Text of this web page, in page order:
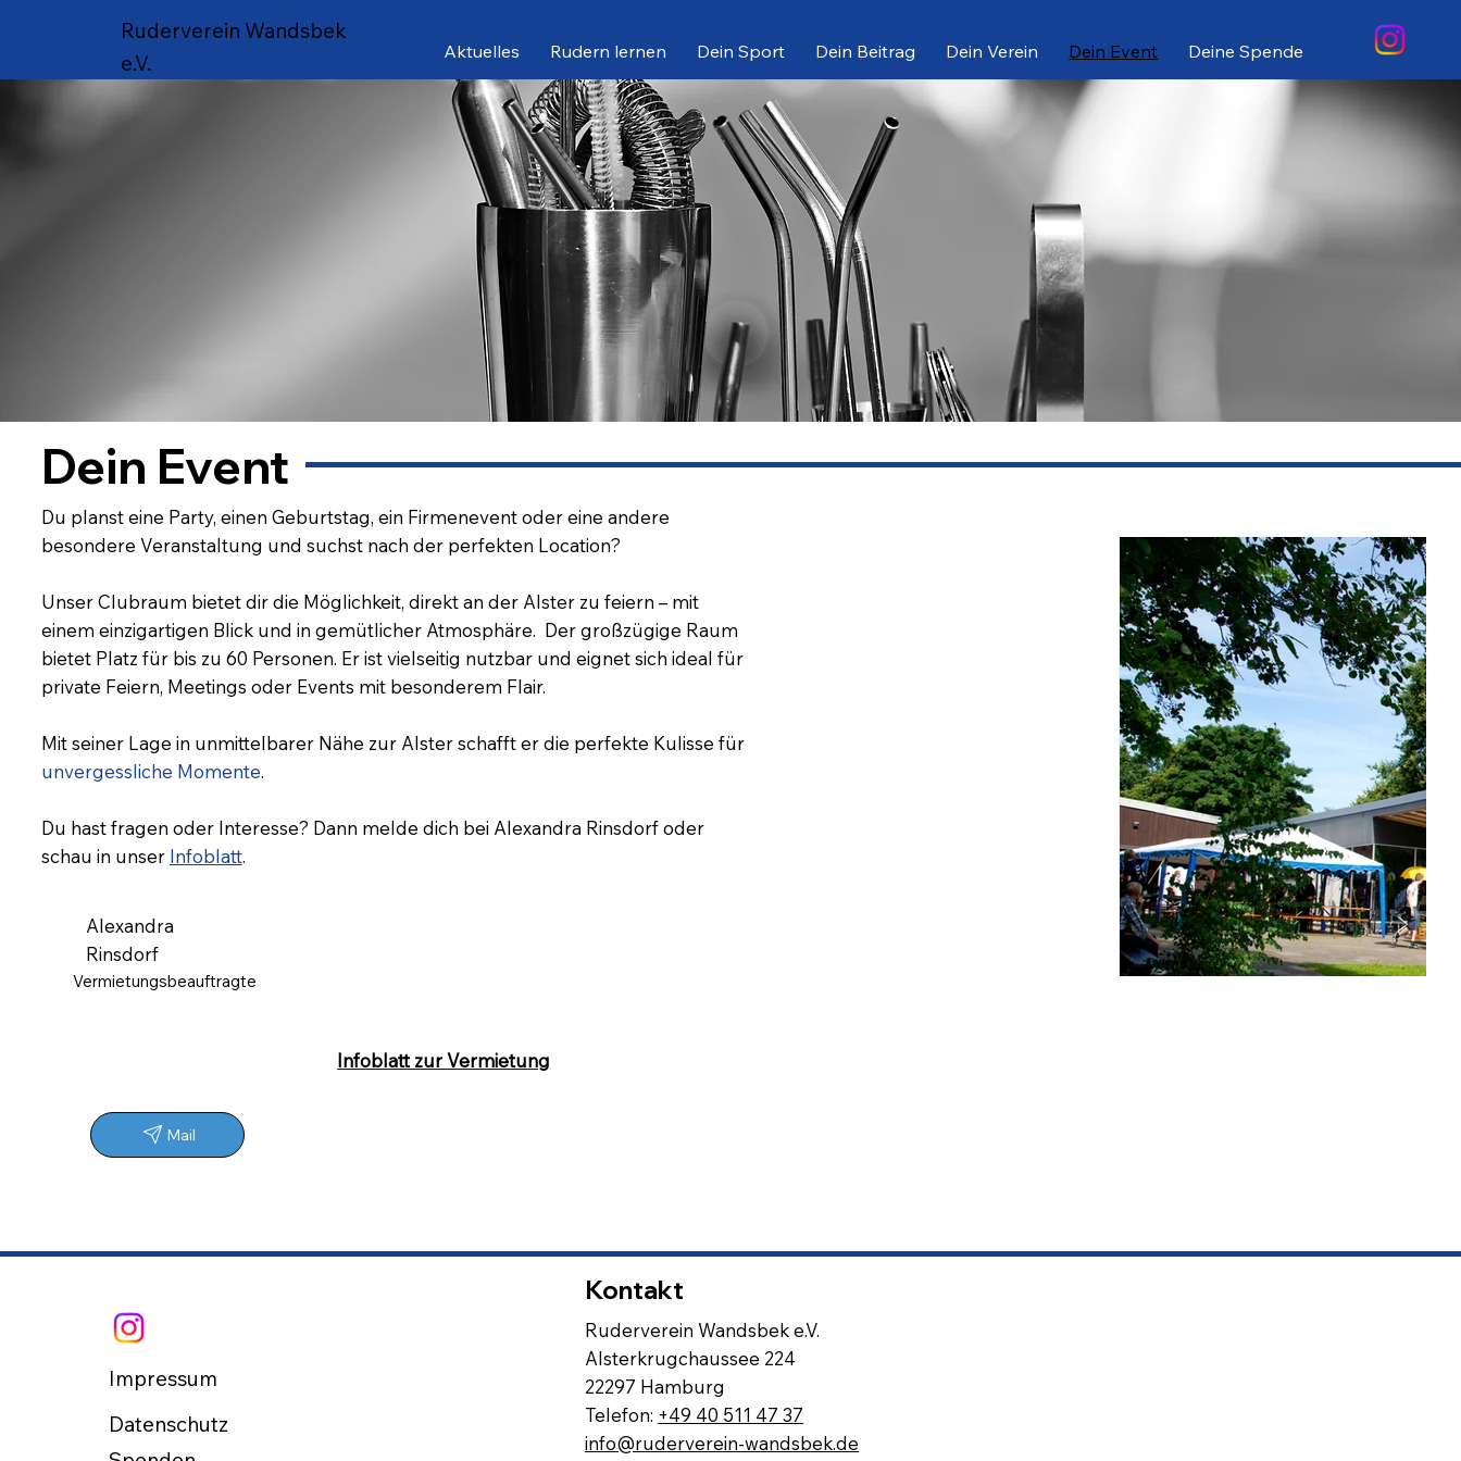
Ruderverein Wandsbek
e.V.
Aktuelles Rudern lernen Dein Sport Dein Beitrag Dein Verein Dein Event Deine Spende
Dein Event
Du planst eine Party, einen Geburtstag, ein Firmenevent oder eine andere
besondere Veranstaltung und suchst nach der perfekten Location?
Unser Clubraum bietet dir die Möglichkeit, direkt an der Alster zu feiern – mit
einem einzigartigen Blick und in gemütlicher Atmosphäre. Der großzügige Raum
bietet Platz für bis zu 60 Personen. Er ist vielseitig nutzbar und eignet sich ideal für
private Feiern, Meetings oder Events mit besonderem Flair.
Mit seiner Lage in unmittelbarer Nähe zur Alster schafft er die perfekte Kulisse für
unvergessliche Momente.
Du hast fragen oder Interesse? Dann melde dich bei Alexandra Rinsdorf oder
schau in unser Infoblatt.
Alexandra
Rinsdorf
Vermietungsbeauftragte
Mail
Infoblatt zur Vermietung
Kontakt
Ruderverein Wandsbek e.V.
Alsterkrugchaussee 224
22297 Hamburg
Telefon: +49 40 511 47 37
info@ruderverein-wandsbek.de
Impressum
Datenschutz